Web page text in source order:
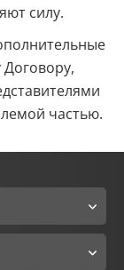
силу.
частью.